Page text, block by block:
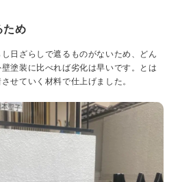
ため
日ざらしで遮るものがないため、どん
塗装に比べれば劣化は早いです。とは
せていく材料で仕上げました。